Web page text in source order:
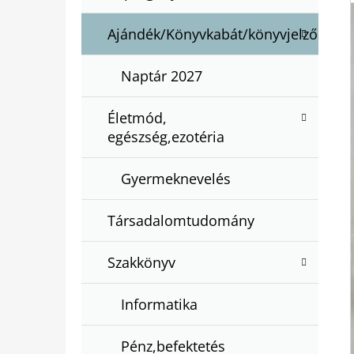
Ajándék/Könyvkabát/könyvjelző
Naptár 2027
Életmód,
egészség,ezotéria
Gyermeknevelés
Társadalomtudomány
Szakkönyv
Informatika
Pénz,befektetés
ZI